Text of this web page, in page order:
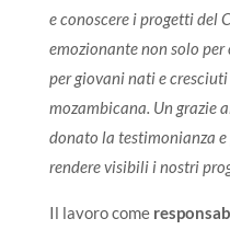
e conoscere i progetti del
emozionante non solo
per giovani nati e
mozambicana. Un grazie
donato la testimonianza
rendere visibili i nostri
Il lavoro come